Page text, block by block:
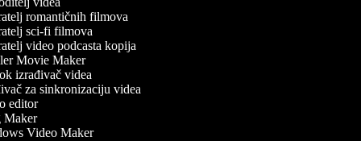
romantičnih filmova
sci-fi filmova
video podcasta kopija
Movie Maker
izrađivač videa
za sinkronizaciju videa
editor
Video Maker